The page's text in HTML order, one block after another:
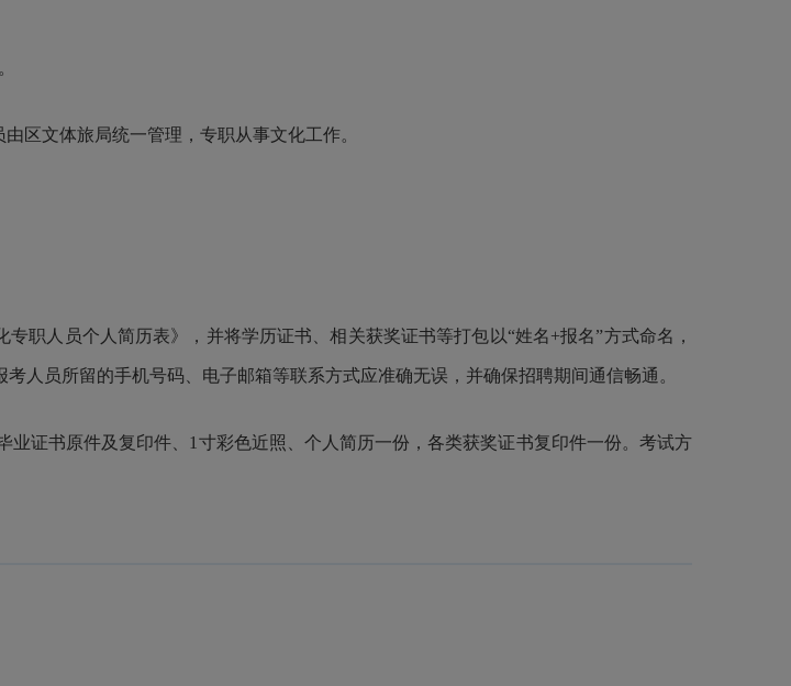
文体旅局统一管理，专职从事文化工作。
人员个人简历表》，并将学历证书、相关获奖证书等打包以“姓名+报名”方式命名，
人员所留的手机号码、电子邮箱等联系方式应准确无误，并确保招聘期间通信畅通。
书原件及复印件、1寸彩色近照、个人简历一份，各类获奖证书复印件一份。考试方